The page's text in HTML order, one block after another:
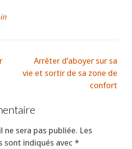
Arrêter d’aboyer sur sa
vie et sortir de sa zone de
confort
ne sera pas publiée. Les
sont indiqués avec *